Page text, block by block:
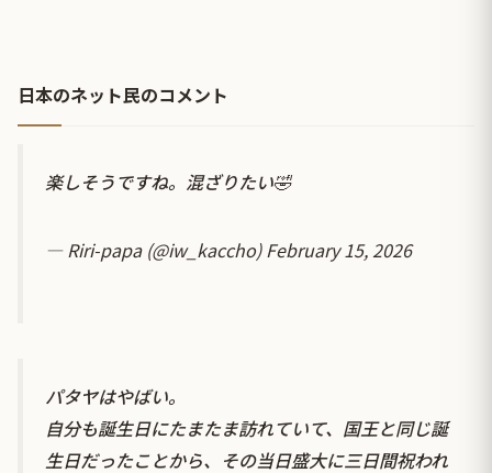
日本のネット民のコメント
楽しそうですね。混ざりたい🤣
— Riri-papa (@iw_kaccho)February 15, 2026
パタヤはやばい。
自分も誕生日にたまたま訪れていて、国王と同じ誕
生日だったことから、その当日盛大に三日間祝われ